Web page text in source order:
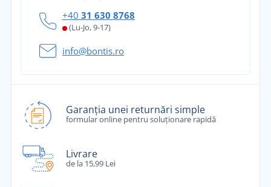
+40 31 630 8768
(Lu-Jo, 9-17)
info@bontis.ro
Garanția unei returnări simple
formular online pentru soluționare rapidă
Livrare
de la 15,99 Lei